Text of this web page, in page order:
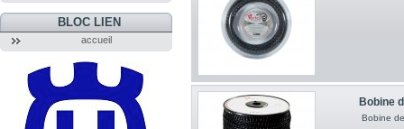
BLOC LIEN
accueil
Bobine
Bobine